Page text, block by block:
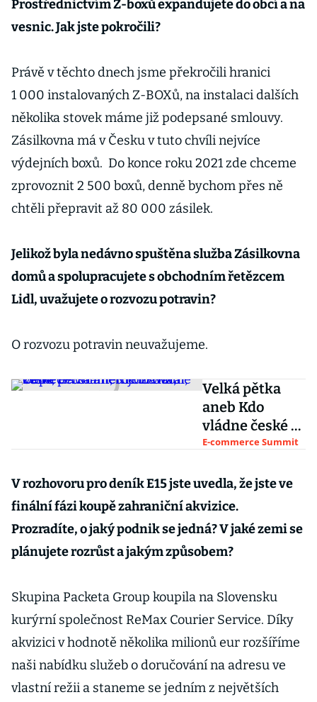
Prostřednictvím Z-boxů expandujete do obcí a na
vesnic. Jak jste pokročili?
Právě v těchto dnech jsme překročili hranici
1 000 instalovaných Z-BOXů, na instalaci dalších
několika stovek máme již podepsané smlouvy.
Zásilkovna má v Česku v tuto chvíli nejvíce
výdejních boxů. Do konce roku 2021 zde chceme
zprovoznit 2 500 boxů, denně bychom přes ně
chtěli přepravit až 80 000 zásilek.
Jelikož byla nedávno spuštěna služba Zásilkovna
domů a spolupracujete s obchodním řetězcem
Lidl, uvažujete o rozvozu potravin?
O rozvozu potravin neuvažujeme.
Velká pětka
aneb Kdo
vládne české e-
commerce:
Havrlant,
Kijonková,
E-commerce Summit
V rozhovoru pro deník E15 jste uvedla, že jste ve
finální fázi koupě zahraniční akvizice.
Prozradíte, o jaký podnik se jedná? V jaké zemi se
plánujete rozrůst a jakým způsobem?
Skupina Packeta Group koupila na Slovensku
kurýrní společnost ReMax Courier Service. Díky
akvizici v hodnotě několika milionů eur rozšíříme
naši nabídku služeb o doručování na adresu ve
vlastní režii a staneme se jedním z největších